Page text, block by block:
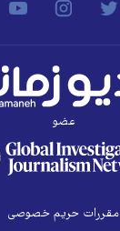
عضو
مقررات حریم خصوصی